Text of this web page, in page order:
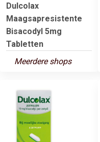
Dulcolax
Maagsapresistente
Bisacodyl 5mg
Tabletten
Meerdere shops